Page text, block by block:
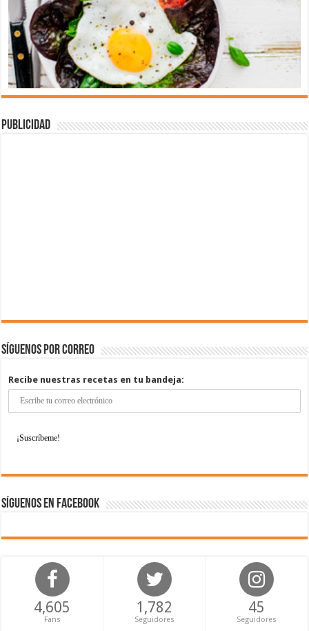
Publicidad
Síguenos por correo
Recibe nuestras recetas en tu bandeja:
Síguenos en Facebook
4,605
Fans
1,782
Seguidores
45
Seguidores